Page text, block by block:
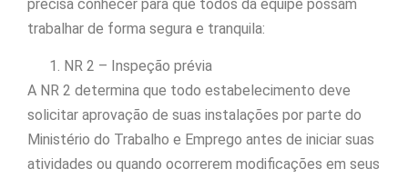
precisa conhecer para que todos da equipe possam
trabalhar de forma segura e tranquila:
NR 2 – Inspeção prévia
A NR 2 determina que todo estabelecimento deve
solicitar aprovação de suas instalações por parte do
Ministério do Trabalho e Emprego antes de iniciar suas
atividades ou quando ocorrerem modificações em seus